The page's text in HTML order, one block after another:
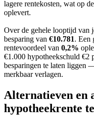
lagere rentekosten, wat op
oplevert.
Over de gehele looptijd van
besparing van €10.781. Een
rentevoordeel van 0,2%
€1.000 hypotheekschuld €2
besparingen te laten liggen
merkbaar verlagen.
Alternatieven en
hypotheekrente